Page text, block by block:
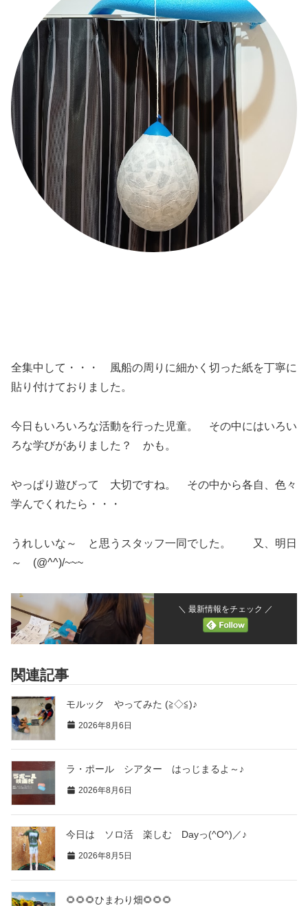
全集中して・・・ 風船の周りに細かく切った紙を丁寧に
貼り付けておりました。
今日もいろいろな活動を行った児童。 その中にはいろい
ろな学びがありました？ かも。
やっぱり遊びって 大切ですね。 その中から各自、色々
学んでくれたら・・・
うれしいな～ と思うスタッフ一同でした。 又、明日
～ (@^^)/~~~
＼ 最新情報をチェック ／
関連記事
モルック やってみた (≧◇≦)♪
2026年8月6日
ラ・ポール シアター はっじまるよ～♪
2026年8月6日
今日は ソロ活 楽しむ Dayっ(^O^)／♪
2026年8月5日
🌻🌻🌻ひまわり畑🌻🌻🌻